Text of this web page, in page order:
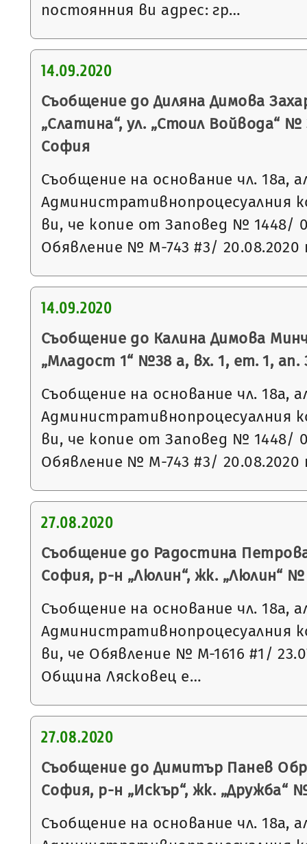
постоянния ви адрес: гр…
14.09.2020
Съобщение до Диляна Димова
„Слатина“, ул. „Стоил Войвода“ №
София
Съобщение на основание чл. 18а,
Административнопроцесуалния
ви, че копие от Заповед № 1448/
Обявление № М-743 #3/ 20.08.2020
14.09.2020
Съобщение до Калина Димова
„Младост 1“ №38 а, вх. 1, ет. 1, ап.
Съобщение на основание чл. 18а,
Административнопроцесуалния
ви, че копие от Заповед № 1448/
Обявление № М-743 #3/ 20.08.2020
27.08.2020
Съобщение до Радостина
София, р-н „Люлин“, жк. „Люлин“ №
Съобщение на основание чл. 18а,
Административнопроцесуалния
ви, че Обявление № М-1616 #1/
Община Лясковец е…
27.08.2020
Съобщение до Димитър Панев
София, р-н „Искър“, жк. „Дружба“
Съобщение на основание чл. 18а,